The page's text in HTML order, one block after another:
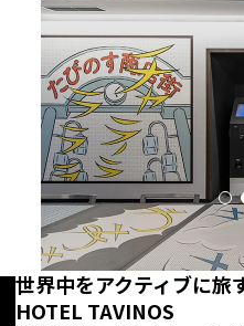
世界中をアクティブに旅
HOTEL TAVINOS